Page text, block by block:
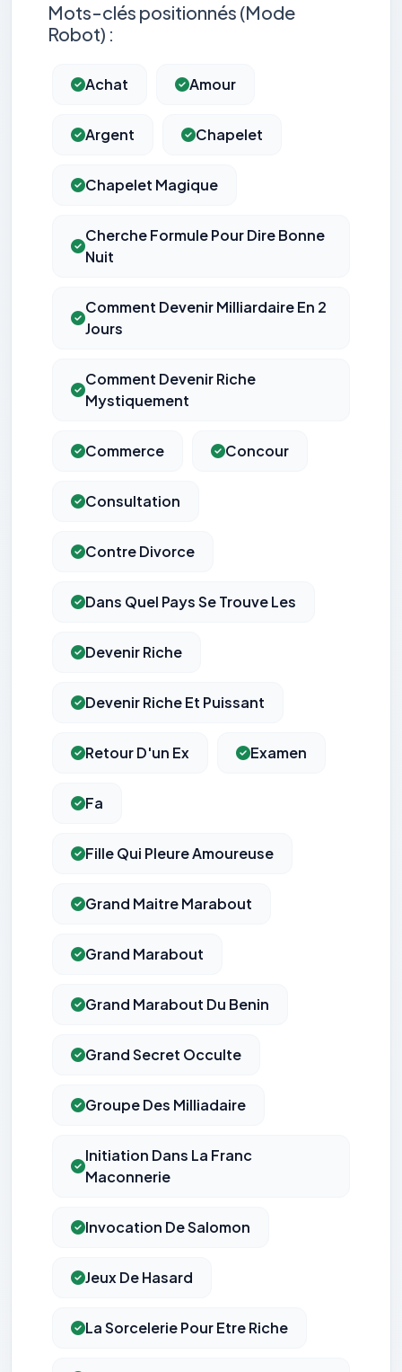
Mots-clés positionnés (Mode
Robot) :
Achat Amour
Argent Chapelet
Chapelet Magique
Cherche Formule Pour Dire Bonne
Nuit
Comment Devenir Milliardaire En 2
Jours
Comment Devenir Riche
Mystiquement
Commerce Concour
Consultation
Contre Divorce
Dans Quel Pays Se Trouve Les
Devenir Riche
Devenir Riche Et Puissant
Retour D'un Ex Examen
Fa
Fille Qui Pleure Amoureuse
Grand Maitre Marabout
Grand Marabout
Grand Marabout Du Benin
Grand Secret Occulte
Groupe Des Milliadaire
Initiation Dans La Franc
Maconnerie
Invocation De Salomon
Jeux De Hasard
La Sorcelerie Pour Etre Riche